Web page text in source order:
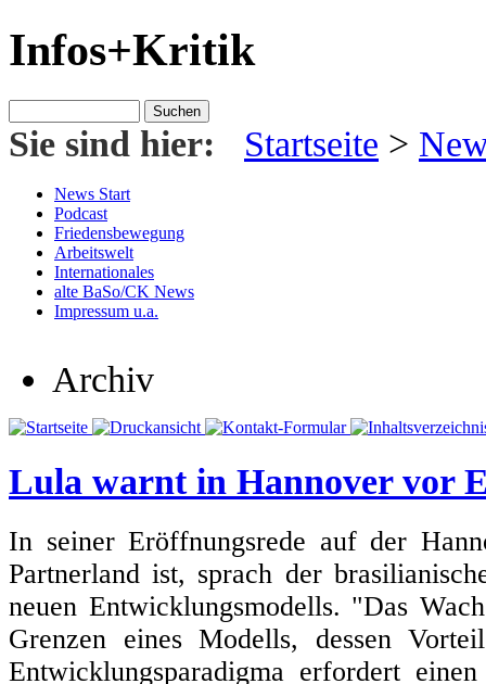
Infos+Kritik
Sie sind hier: Startseite >
News Start
Podcast
Friedensbewegung
Arbeitswelt
Internationales
alte BaSo/CK News
Impressum u.a.
Archiv
Lula warnt in Hannover vor
In seiner Eröffnungsrede auf der
Partnerland ist, sprach der
neuen Entwicklungsmodells. "Das
Grenzen eines Modells, dessen
Entwicklungsparadigma erfordert